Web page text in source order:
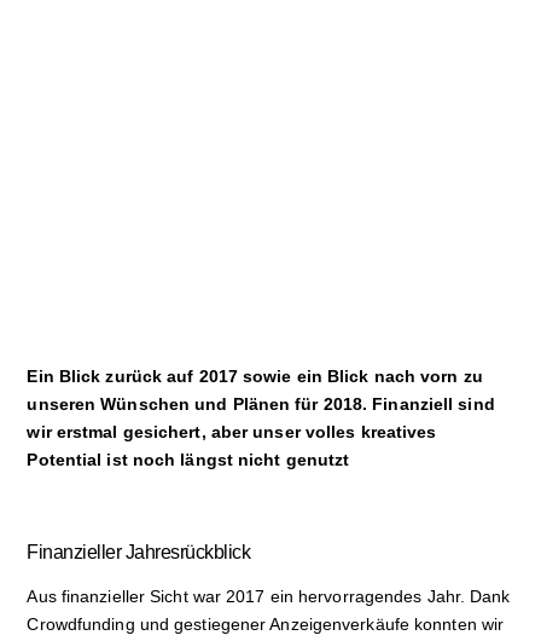
Campuskultur
Ein Blick zurück auf 2017 sowie ein Blick nach vorn zu
unseren Wünschen und Plänen für 2018. Finanziell sind
wir erstmal gesichert, aber unser volles kreatives
Potential ist noch längst nicht genutzt
Finanzieller Jahresrückblick
Aus finanzieller Sicht war 2017 ein hervorragendes Jahr. Dank
Crowdfunding und gestiegener Anzeigenverkäufe konnten wir